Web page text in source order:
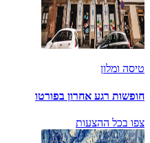
טיסה ומלון
חופשות רגע אחרון בפורטו
צפו בכל ההצעות